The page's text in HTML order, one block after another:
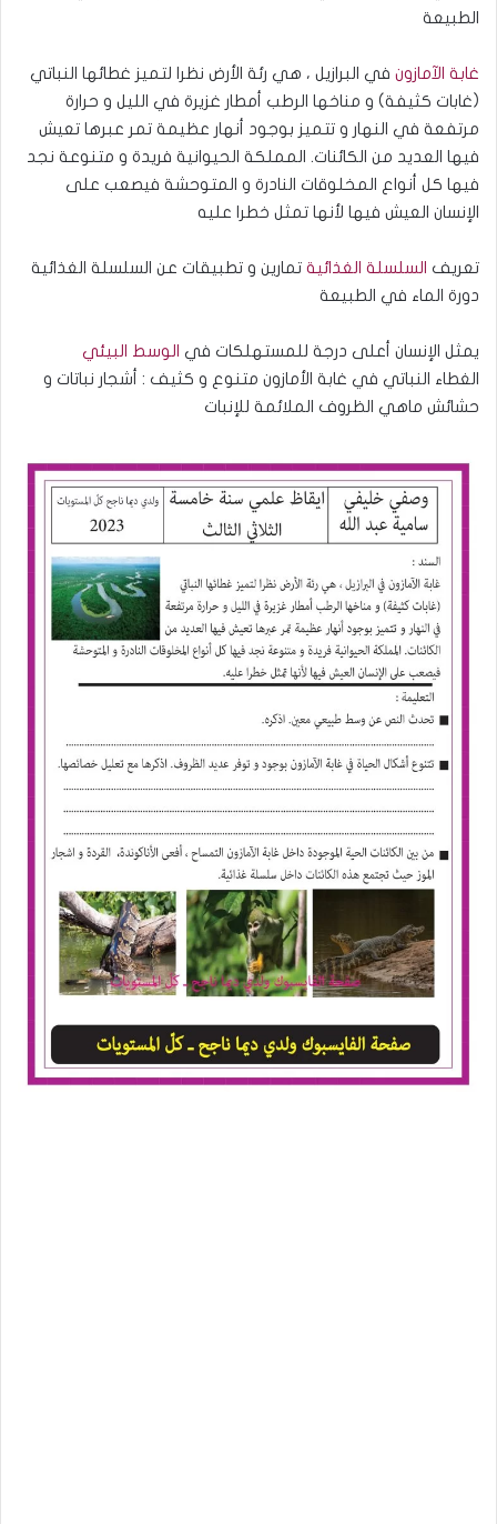
الطبيعة
غابة الآمازون في البرازيل ، هي رئة الأرض نظرا لتميز غطائها النباتي
(غابات كثيفة) و مناخها الرطب أمطار غزيرة في الليل و حرارة
مرتفعة في النهار و تتميز بوجود أنهار عظيمة تمر عبرها تعيش
فيها العديد من الكائنات. المملكة الحيوانية فريدة و متنوعة نجد
فيها كل أنواع المخلوقات النادرة و المتوحشة فيصعب على
الإنسان العيش فيها لأنها تمثل خطرا عليه
تعريف السلسلة الغذائية تمارين و تطبيقات عن السلسلة الغذائية
دورة الماء في الطبيعة
يمثل الإنسان أعلى درجة للمستهلكات في الوسط البيئي
الغطاء النباتي في غابة الأمازون متنوع و كثيف : أشجار نباتات و
حشائش ماهي الظروف الملائمة للإنبات